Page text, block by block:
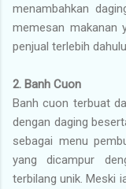
menambahkan
memesan makanan
penjual terlebih
2. Banh Cuon
Banh cuon terbuat
dengan daging
sebagai menu
yang dicampur
terbilang unik. Meski